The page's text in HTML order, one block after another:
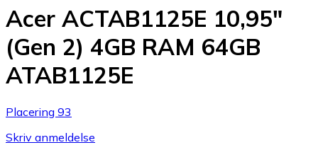
Acer ACTAB1125E 10,95"
(Gen 2) 4GB RAM 64GB
ATAB1125E
Placering 93
Skriv anmeldelse